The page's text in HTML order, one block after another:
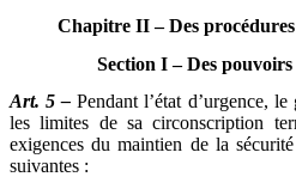
Chapitre II – Des procédures
Section I – Des
Art. 5 – Pendant l’état d’urgence,
les limites de sa circonscription
exigences du maintien de la
suivantes :